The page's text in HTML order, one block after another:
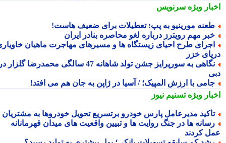
ویژهسرنویس
مورینیو به پپ: تعطیلات برای ضعیف هاست!
مهم رویترز درباره لغو محاصره بنادر ایران
طرح احیای زیستگاه ها و مسیرهای مهاجرت ماهیان خاویاری
خزر
نگاهی به سورپرایز جشن تولد شاهانه 47 سالگی محمدرضا گلزار در
با ارزش المپیک؛ / آسیا در ژاپن به جان هم می افتد!
ویژهتسنیم نیوز
مدیرعامل پارس خودرو برتسریع تحویل خودروها به مشتریان
ها در جنگ روایت ها و تبیین واقعیت های میدان قهرمانانه
کردند